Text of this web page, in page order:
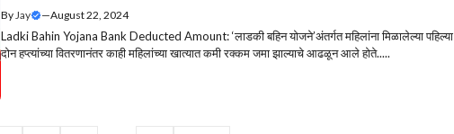
ByJay —August 22, 2024
Ladki Bahin Yojana Bank Deducted Amount: ‘लाडकी बहिन योजने’अंतर्गत महिलांना मिळालेल्या पहिल्या
दोन हप्त्यांच्या वितरणानंतर काही महिलांच्या खात्यात कमी रक्कम जमा झाल्याचे आढळून आले होते.....